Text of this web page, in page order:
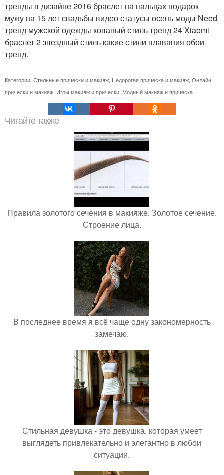
тренды в дизайне 2016 браслет на пальцах подарок
мужу на 15 лет свадьбы видео статусы осень моды Need
тренд мужской одежды кованый стиль тренд 24 Xiaomi
браслет 2 звездный стиль какие стили плавания обои
тренд.
Категории: Стильные прически и макияж, Недорогая прическа и макияж, Онлайн
прически и макияж, Игры макияж и прически, Модный макияж и прическа
Читайте также
Правила золотого сечения в макияже. Золотое сечение.
Строение лица.
В последнее время я всё чаще одну закономерность
замечаю.
Стильная девушка - это девушка, которая умеет
выглядеть привлекательно и элегантно в любои
ситуации.